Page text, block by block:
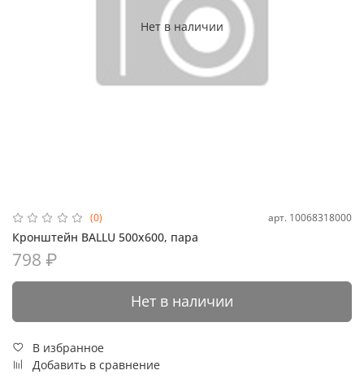
Нет в наличии
(0) арт. 10068318000
Кронштейн BALLU 500х600, пара
798 ₽
Нет в наличии
В избранное
Добавить в сравнение